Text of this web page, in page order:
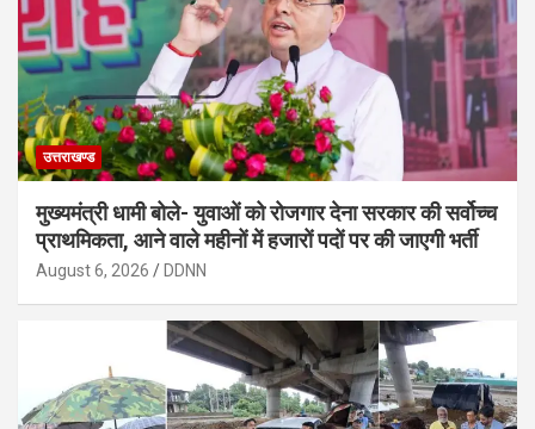
उत्तराखण्ड
मुख्यमंत्री धामी बोले- युवाओं को रोजगार देना सरकार की सर्वोच्च
प्राथमिकता, आने वाले महीनों में हजारों पदों पर की जाएगी भर्ती
August 6, 2026 DDNN